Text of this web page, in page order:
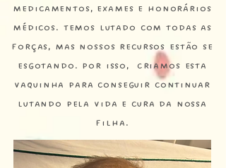
medicamentos, exames e honorários
médicos. Temos lutado com todas as
forças, mas nossos recursos estão se
esgotando. Por isso, Criamos esta
vaquinha para conseguir continuar
lutando pela vida e cura da nossa
filha.